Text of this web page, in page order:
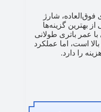
باتری فوق‌العاده، شارژ
بهترین گزینه‌ها
عمر باتری طولانی
است، اما عملکرد
را دارد.